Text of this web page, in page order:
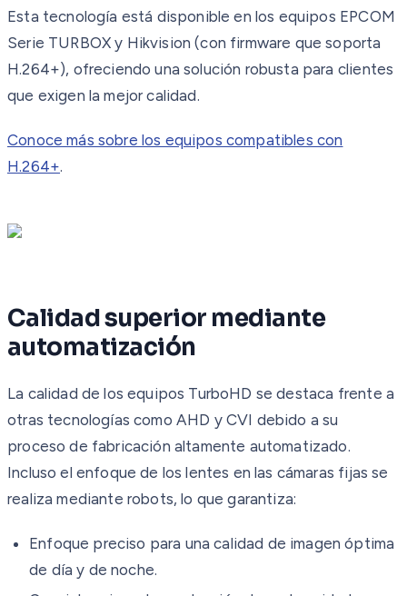
Esta tecnología está disponible en los equipos EPCOM
Serie TURBOX y Hikvision (con firmware que soporta
H.264+), ofreciendo una solución robusta para clientes
que exigen la mejor calidad.
Conoce más sobre los equipos compatibles con
H.264+.
Calidad superior mediante
automatización
La calidad de los equipos TurboHD se destaca frente a
otras tecnologías como AHD y CVI debido a su
proceso de fabricación altamente automatizado.
Incluso el enfoque de los lentes en las cámaras fijas se
realiza mediante robots, lo que garantiza:
Enfoque preciso para una calidad de imagen óptima
de día y de noche.